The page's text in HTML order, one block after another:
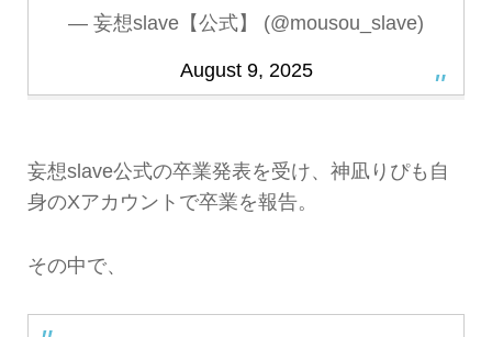
— 妄想slave【公式】 (@mousou_slave)
August 9, 2025
妄想slave公式の卒業発表を受け、神凪りぴも自
身のXアカウントで卒業を報告。
その中で、